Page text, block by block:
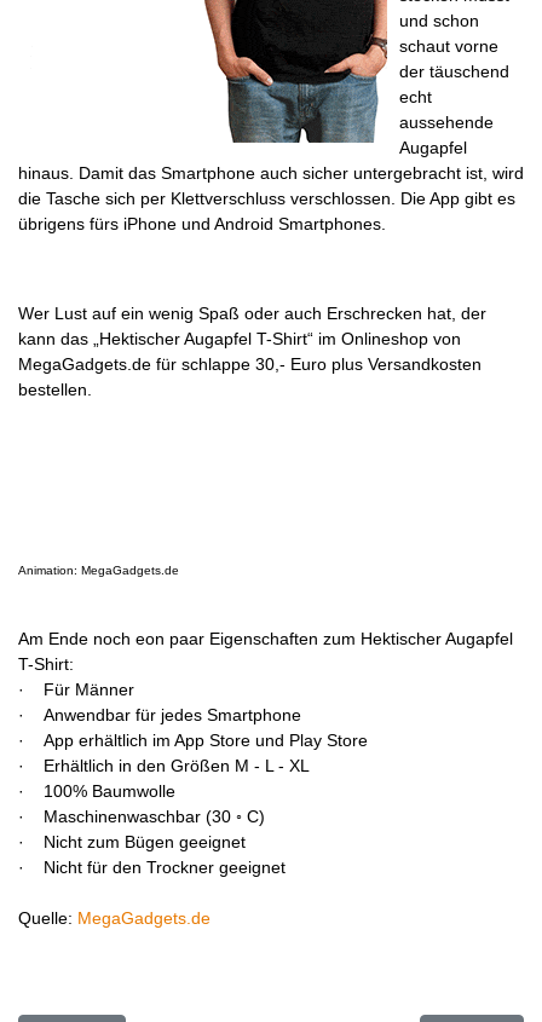
und schon
schaut vorne
der täuschend
echt
aussehende
Augapfel
hinaus. Damit das Smartphone auch sicher untergebracht ist, wird
die Tasche sich per Klettverschluss verschlossen. Die App gibt es
übrigens fürs iPhone und Android Smartphones.
Wer Lust auf ein wenig Spaß oder auch Erschrecken hat, der
kann das „Hektischer Augapfel T-Shirt“ im Onlineshop von
MegaGadgets.de für schlappe 30,- Euro plus Versandkosten
bestellen.
Animation: MegaGadgets.de
Am Ende noch eon paar Eigenschaften zum Hektischer Augapfel
T-Shirt:
· Für Männer
· Anwendbar für jedes Smartphone
· App erhältlich im App Store und Play Store
· Erhältlich in den Größen M - L - XL
· 100% Baumwolle
· Maschinenwaschbar (30 ◦ C)
· Nicht zum Bügen geeignet
· Nicht für den Trockner geeignet
Quelle: MegaGadgets.de